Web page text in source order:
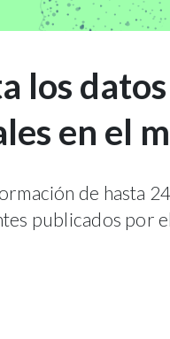
los
en el
de hasta
publicados por